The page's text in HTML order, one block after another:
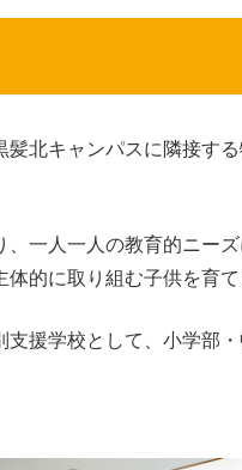
北キャンパスに隣接す
一人一人の教育的ニー
的に取り組む子供を育て
援学校として、小学部